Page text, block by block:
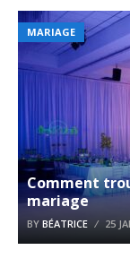
MARIAGE
Comment
mariage
BY BÉATRICE 25